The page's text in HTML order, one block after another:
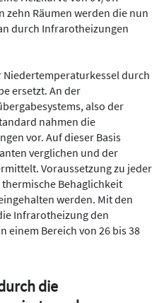
zehn Räumen werden die nun
durch Infrarotheizungen
durch
ersetzt. An der
also der
nahmen die
vor. Auf dieser Basis
verglichen und der
Voraussetzung zu jeder
Behaglichkeit
werden. Mit den
Infrarotheizung den
einem Bereich von 26 bis 38
die